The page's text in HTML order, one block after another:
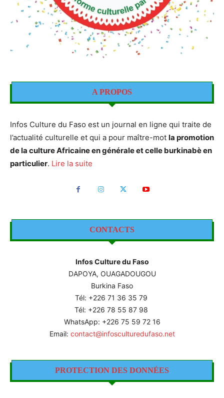
A PROPOS
Infos Culture du Faso est un journal en ligne qui traite de
l’actualité culturelle et qui a pour maître-mot la promotion
de la culture Africaine en générale et celle burkinabè en
particulier. Lire la suite
CONTACTS
Infos Culture du Faso
DAPOYA, OUAGADOUGOU
Burkina Faso
Tél: +226 71 36 35 79
Tél: +226 78 55 87 98
WhatsApp: +226 75 59 72 16
Email: contact@infosculturedufaso.net
PROTECTION DES DONNÉES